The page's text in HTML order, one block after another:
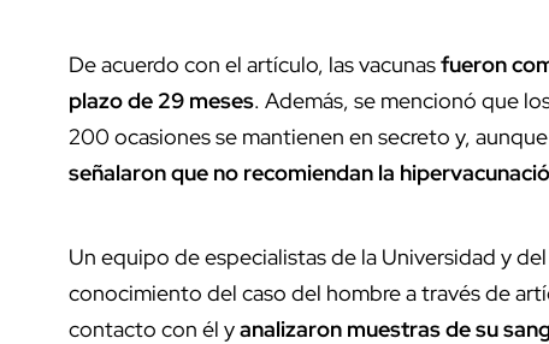
De acuerdo con el artículo, las vacunasfueron
plazo de 29 meses. Además, se mencionó que
200 ocasiones se mantienen en secreto y,
señalaron que no recomiendan la
Un equipo de especialistas de la Universidad y
conocimiento del caso del hombre a través de
contacto con él yanalizaron muestras de su